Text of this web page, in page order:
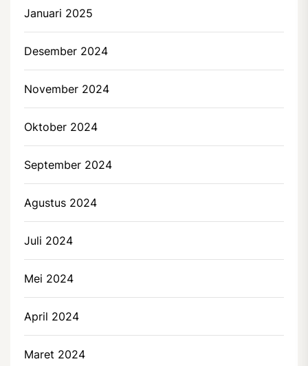
Januari 2025
Desember 2024
November 2024
Oktober 2024
September 2024
Agustus 2024
Juli 2024
Mei 2024
April 2024
Maret 2024